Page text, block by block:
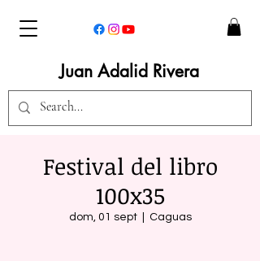
Juan Adalid Rivera
Festival del libro
100x35
dom, 01 sept
  |
Caguas